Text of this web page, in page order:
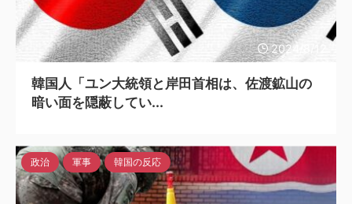
2024/8/12
韓国人「ユン大統領と岸田首相は、佐渡鉱山の
暗い面を隠蔽してい...
政治 軍事 韓国の反応